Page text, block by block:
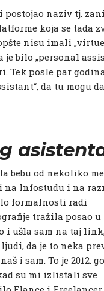
naziv tj.
koja se tada
nisu imali
bilo „personal
Tek posle par
da tu mogu
bebu od nekoliko
na Infostudu i na
formalnosti radi
tražila posao u
i ušla sam na taj
da je to neka
i sam. To je 2012.
su mi izlistali sve